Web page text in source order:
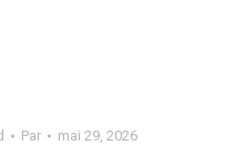
Par mai 29, 2026